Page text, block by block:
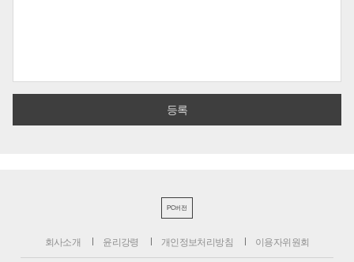
PC버전
회사소개 윤리강령 개인정보처리방침 이용자위원회